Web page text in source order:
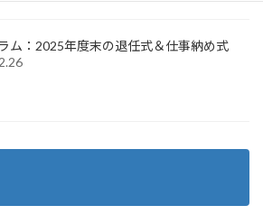
ム：2025年度末の退任式＆仕事納め式